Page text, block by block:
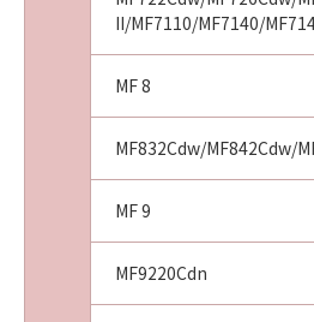
II/MF7110/MF7140/
MF 8
MF832Cdw/MF842Cdw/
MF 9
MF9220Cdn